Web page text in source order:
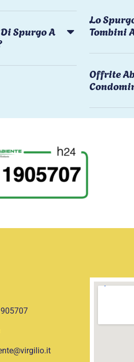
Spurgo A
Lo
Tombini
Offrite